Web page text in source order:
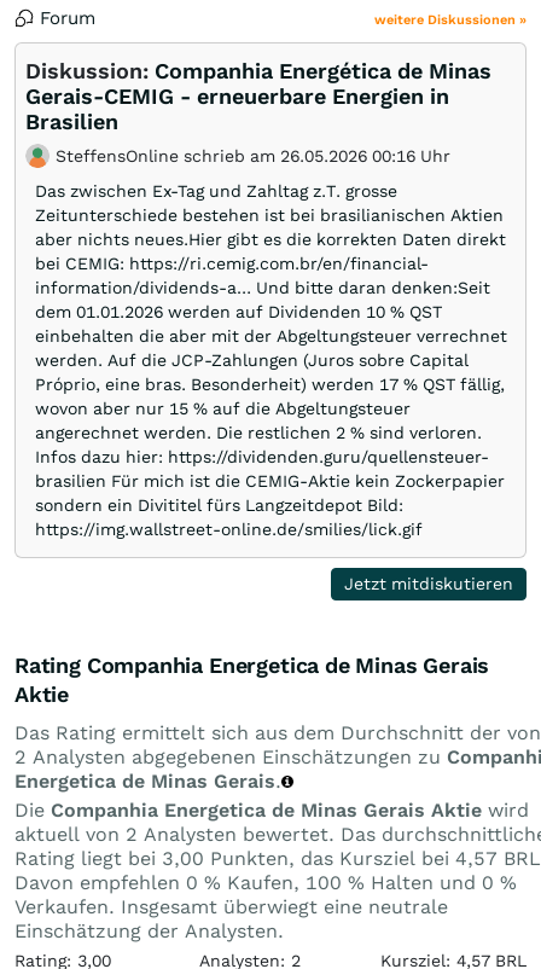
Forum weitere Diskussionen »
Diskussion: Companhia Energética de Minas
Gerais-CEMIG - erneuerbare Energien in
Brasilien
SteffensOnline schrieb am 26.05.2026 00:16 Uhr
Das zwischen Ex-Tag und Zahltag z.T. grosse
Zeitunterschiede bestehen ist bei brasilianischen Aktien
aber nichts neues.Hier gibt es die korrekten Daten direkt
bei CEMIG: https://ri.cemig.com.br/en/financial-
information/dividends-a… Und bitte daran denken:Seit
dem 01.01.2026 werden auf Dividenden 10 % QST
einbehalten die aber mit der Abgeltungsteuer verrechnet
werden. Auf die JCP-Zahlungen (Juros sobre Capital
Próprio, eine bras. Besonderheit) werden 17 % QST fällig,
wovon aber nur 15 % auf die Abgeltungsteuer
angerechnet werden. Die restlichen 2 % sind verloren.
Infos dazu hier: https://dividenden.guru/quellensteuer-
brasilien Für mich ist die CEMIG-Aktie kein Zockerpapier
sondern ein Divititel fürs Langzeitdepot Bild:
https://img.wallstreet-online.de/smilies/lick.gif
Jetzt mitdiskutieren
Rating Companhia Energetica de Minas Gerais
Aktie
Das Rating ermittelt sich aus dem Durchschnitt der von
2 Analysten abgegebenen Einschätzungen zu
Energetica de Minas Gerais.
Die Companhia Energetica de Minas Gerais Aktie wird
aktuell von 2 Analysten bewertet. Das
Rating liegt bei 3,00 Punkten, das Kursziel bei 4,57
Davon empfehlen 0 % Kaufen, 100 % Halten und 0 %
Verkaufen. Insgesamt überwiegt eine neutrale
Einschätzung der Analysten.
Rating: 3,00 Analysten: 2 Kursziel: 4,57 BRL